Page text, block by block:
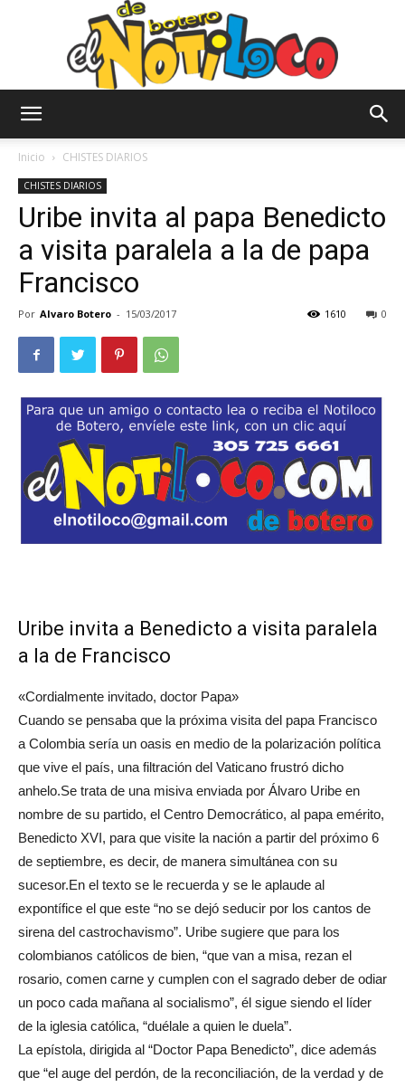
Notiloco
Inicio CHISTES DIARIOS
CHISTES DIARIOS
Uribe invita al papa Benedicto
a visita paralela a la de papa
Francisco
Por Alvaro Botero - 15/03/2017 0
1610
Uribe invita a Benedicto a visita paralela
a la de Francisco
«Cordialmente invitado, doctor Papa»
Cuando se pensaba que la próxima visita del papa Francisco
a Colombia sería un oasis en medio de la polarización política
que vive el país, una filtración del Vaticano frustró dicho
anhelo.Se trata de una misiva enviada por Álvaro Uribe en
nombre de su partido, el Centro Democrático, al papa emérito,
Benedicto XVI, para que visite la nación a partir del próximo 6
de septiembre, es decir, de manera simultánea con su
sucesor.En el texto se le recuerda y se le aplaude al
expontífice el que este “no se dejó seducir por los cantos de
sirena del castrochavismo”. Uribe sugiere que para los
colombianos católicos de bien, “que van a misa, rezan el
rosario, comen carne y cumplen con el sagrado deber de odiar
un poco cada mañana al socialismo”, él sigue siendo el líder
de la iglesia católica, “duélale a quien le duela”.
La epístola, dirigida al “Doctor Papa Benedicto”, dice además
que “el auge del perdón, de la reconciliación, de la verdad y de